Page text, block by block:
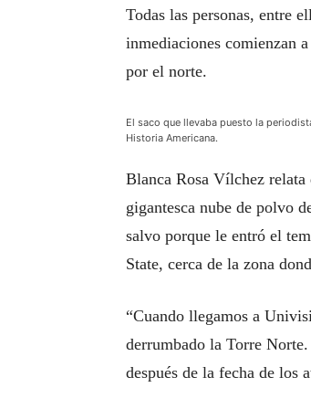
Todas las personas, entre
inmediaciones comienzan
por el norte.
El saco que llevaba puesto la
Historia Americana.
Blanca Rosa Vílchez relata
gigantesca nube de polvo
salvo porque le entró el
State, cerca de la zona
“Cuando llegamos a
derrumbado la Torre
después de la fecha de los